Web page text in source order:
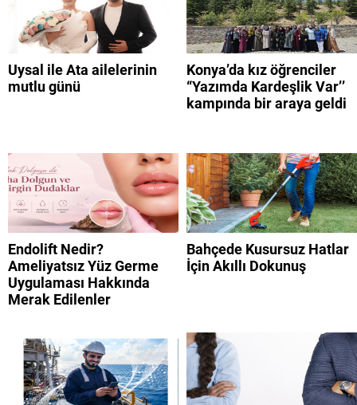
Uysal ile Ata ailelerinin
mutlu günü
Konya’da kız öğrenciler
“Yazımda Kardeşlik Var’’
kampında bir araya geldi
Endolift Nedir?
Ameliyatsız Yüz Germe
Uygulaması Hakkında
Merak Edilenler
Bahçede Kusursuz Hatlar
İçin Akıllı Dokunuş